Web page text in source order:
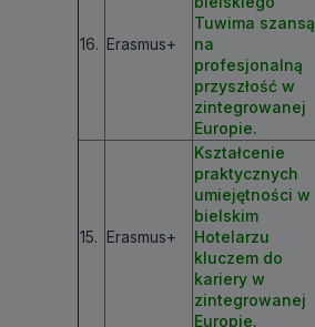
16. Erasmus+
Tuwima szansą
na
profesjonalną
przyszłość w
zintegrowanej
Europie.
15. Erasmus+
Kształcenie
praktycznych
umiejętności w
bielskim
Hotelarzu
kluczem do
kariery w
zintegrowanej
Europie.